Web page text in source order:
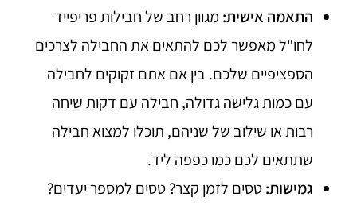
התאמה אישית: מגוון רחב של חבילות פריפייד
לחו"ל מאפשר לכם להתאים את החבילה לצרכים
הספציפיים שלכם. בין אם אתם זקוקים לחבילה
עם כמות גלישה גדולה, חבילה עם דקות שיחה
רבות או שילוב של שניהם, תוכלו למצוא חבילה
שתתאים לכם כמו כפפה ליד.
גמישות:טסים לזמן קצר? טסים למספר יעדים?